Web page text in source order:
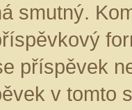
smutný.
příspěvek
v tomto